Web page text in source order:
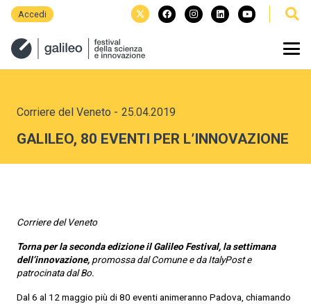
Accedi
Corriere del Veneto - 25.04.2019
GALILEO, 80 EVENTI PER L’INNOVAZIONE
Corriere del Veneto
Torna per la seconda edizione il Galileo Festival, la settimana
dell’innovazione, promossa dal Comune e da ItalyPost e
patrocinata dal Bo.
Dal 6 al 12 maggio più di 80 eventi animeranno Padova, chiamando